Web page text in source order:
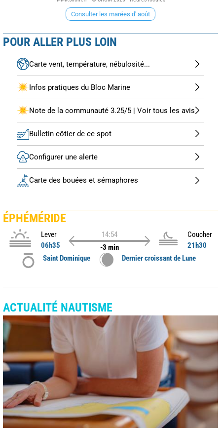
Consulter les marées d' août
POUR ALLER PLUS LOIN
Carte vent, température, nébulosité...
Infos pratiques du Bloc Marine
Note de la communauté 3.25/5 | Voir tous les avis
Bulletin côtier de ce spot
Configurer une alerte
Carte des bouées et sémaphores
ÉPHÉMÉRIDE
Lever
06h35
14:54
-3 min
Coucher
21h30
Saint Dominique
Dernier croissant de Lune
ACTUALITÉ NAUTISME